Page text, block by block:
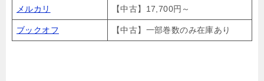
メルカリ 【中古】17,700円～
ブックオフ 【中古】一部巻数のみ在庫あり